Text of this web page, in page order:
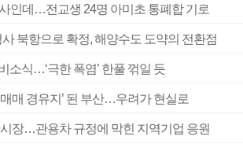
인데…전교생 24명 아미초 통폐합 기로
북항으로 확정, 해양수도 도약의 전환점
소식…‘극한 폭염’ 한풀 꺾일 듯
매 경유지’ 된 부산…우려가 현실로
장…관용차 규정에 막힌 지역기업 응원